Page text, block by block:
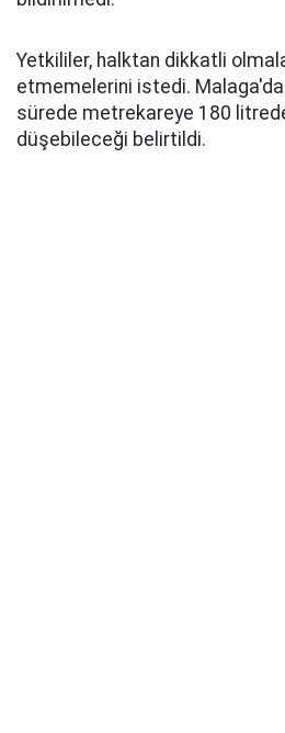
Yetkililer, halktan dikkatli
etmemelerini istedi.
sürede metrekareye 180
düşebileceği belirtildi.